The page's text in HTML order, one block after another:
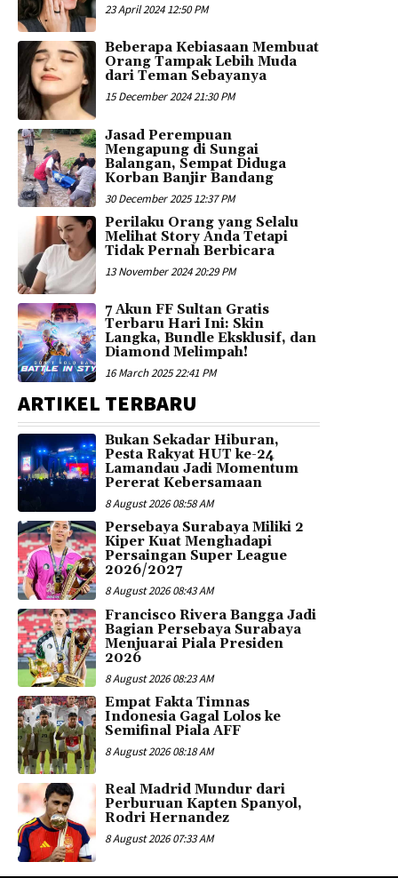
23 April 2024 12:50 PM
Beberapa Kebiasaan Membuat
Orang Tampak Lebih Muda
dari Teman Sebayanya
15 December 2024 21:30 PM
Jasad Perempuan
Mengapung di Sungai
Balangan, Sempat Diduga
Korban Banjir Bandang
30 December 2025 12:37 PM
Perilaku Orang yang Selalu
Melihat Story Anda Tetapi
Tidak Pernah Berbicara
13 November 2024 20:29 PM
7 Akun FF Sultan Gratis
Terbaru Hari Ini: Skin
Langka, Bundle Eksklusif, dan
Diamond Melimpah!
16 March 2025 22:41 PM
ARTIKEL TERBARU
Bukan Sekadar Hiburan,
Pesta Rakyat HUT ke-24
Lamandau Jadi Momentum
Pererat Kebersamaan
8 August 2026 08:58 AM
Persebaya Surabaya Miliki 2
Kiper Kuat Menghadapi
Persaingan Super League
2026/2027
8 August 2026 08:43 AM
Francisco Rivera Bangga Jadi
Bagian Persebaya Surabaya
Menjuarai Piala Presiden
2026
8 August 2026 08:23 AM
Empat Fakta Timnas
Indonesia Gagal Lolos ke
Semifinal Piala AFF
8 August 2026 08:18 AM
Real Madrid Mundur dari
Perburuan Kapten Spanyol,
Rodri Hernandez
8 August 2026 07:33 AM